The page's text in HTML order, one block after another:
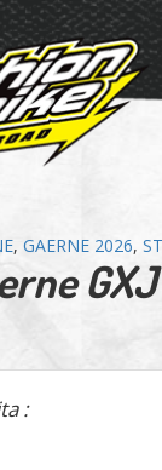
, GAERNE 2026,
: